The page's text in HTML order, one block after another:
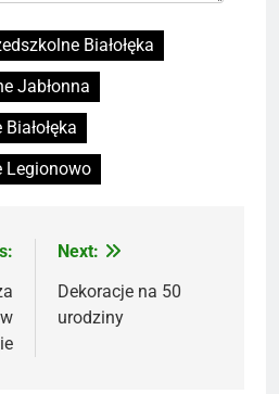
Białołęka
Jabłonna
Legionowo
Next:
Dekoracje na 50
urodziny